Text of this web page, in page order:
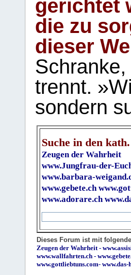
gerichtet
die zu
dieser
trennt.
sondern
Suche in den
Zeugen der Wahrheit
www.Jungfrau-der-
www.barbara-
www.gebete.ch
www.adorare.ch
Dieses Forum ist mit
Zeugen der Wahrheit-
www.wallfahrten.ch -
www.gottliebtuns.com-